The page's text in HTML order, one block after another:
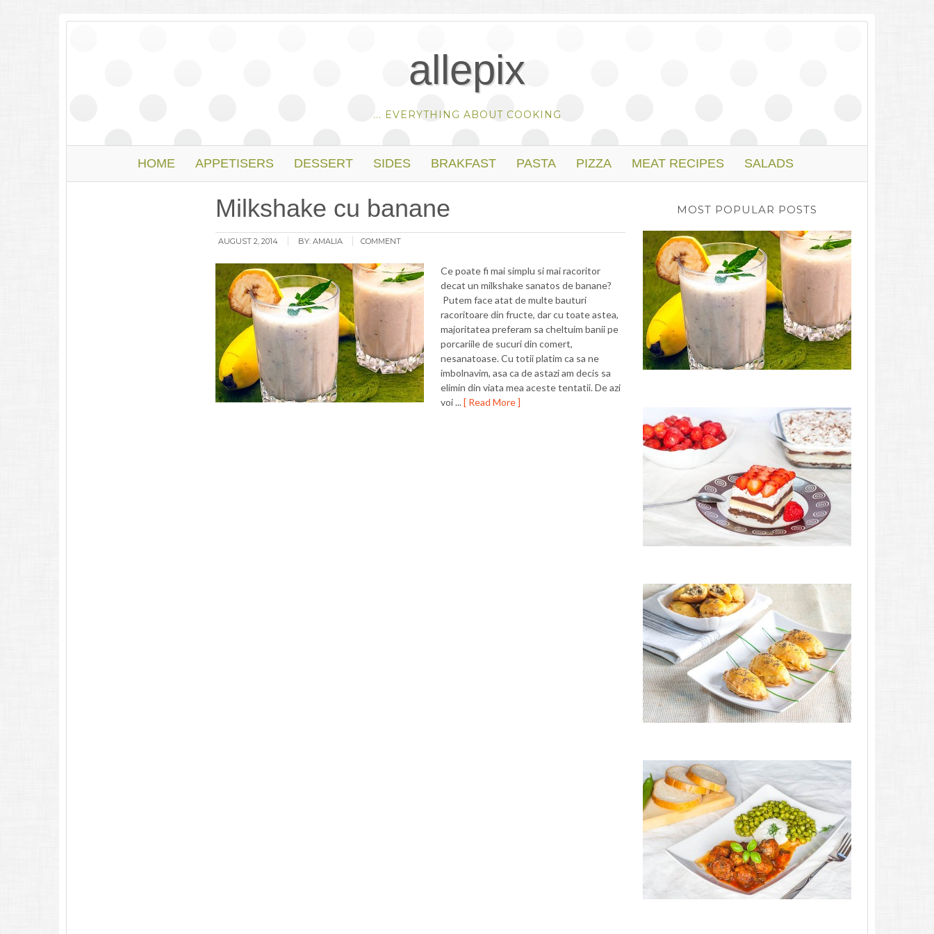
allepix
... EVERYTHING ABOUT COOKING
HOME APPETISERS DESSERT SIDES BRAKFAST PASTA PIZZA MEAT RECIPES SALADS
Milkshake cu banane
AUGUST 2, 2014 BY: AMALIA COMMENT
Ce poate fi mai simplu si mai racoritor
decat un milkshake sanatos de banane?
Putem face atat de multe bauturi
racoritoare din fructe, dar cu toate astea,
majoritatea preferam sa cheltuim banii pe
porcariile de sucuri din comert,
nesanatoase. Cu totii platim ca sa ne
imbolnavim, asa ca de astazi am decis sa
elimin din viata mea aceste tentatii. De azi
voi ...[ Read More ]
MOST POPULAR POSTS